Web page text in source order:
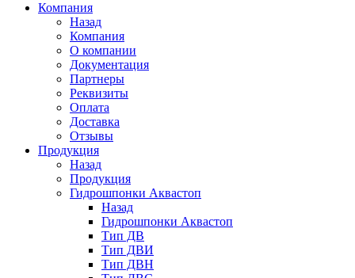
Компания
Назад
Компания
О компании
Документация
Партнеры
Реквизиты
Оплата
Доставка
Отзывы
Продукция
Назад
Продукция
Гидрошпонки Аквастоп
Назад
Гидрошпонки Аквастоп
Тип ДВ
Тип ДВИ
Тип ДВН